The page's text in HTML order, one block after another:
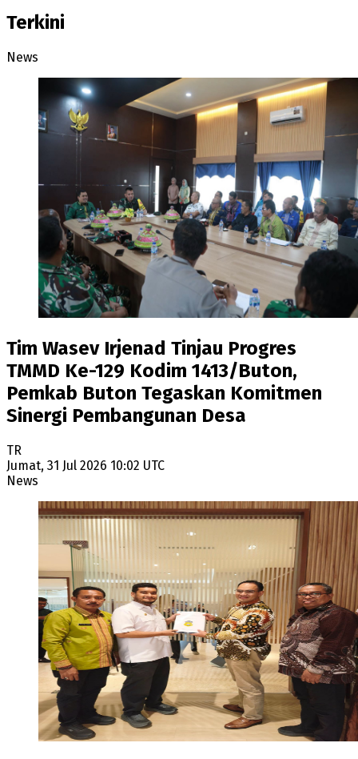
Terkini
News
Tim Wasev Irjenad Tinjau Progres
TMMD Ke-129 Kodim 1413/Buton,
Pemkab Buton Tegaskan Komitmen
Sinergi Pembangunan Desa
TR
Jumat, 31 Jul 2026 10:02 UTC
News